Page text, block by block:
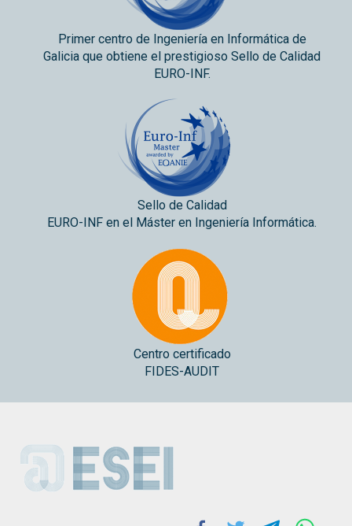
Primer centro de Ingeniería en Informática de
Galicia que obtiene el prestigioso Sello de Calidad
EURO-INF.
Sello de Calidad
EURO-INF en el Máster en Ingeniería Informática.
Centro certificado
FIDES-AUDIT
ESEI